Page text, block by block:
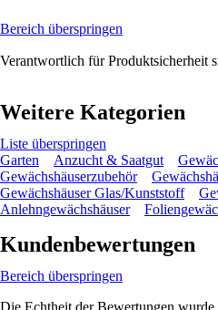
Bereich überspringen
Verantwortlich für Produktsicherheit
Weitere Kategorien
Liste überspringen
Garten
Anzucht & Saatgut
Gewächshäuserzubehör
Gewächshäuser Glas/Kunststoff
Anlehngewächshäuser
Kundenbewertungen
Bereich überspringen
Die Echtheit der Bewertungen